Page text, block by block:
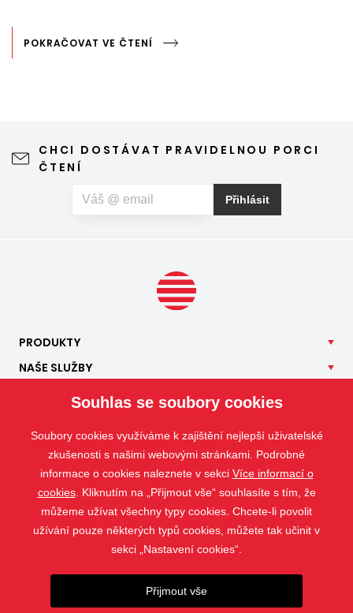
POKRAČOVAT VE ČTENÍ
CHCI DOSTÁVAT PRAVIDELNOU PORCI
ČTENÍ
Přihlásit
PRODUKTY
NAŠE SLUŽBY
KONTAKT
Souhlas se soubory cookies
Soubory cookies využíváme k zajištění nejlepší uživatelské
zkušenosti s našimi webovými stránkami. Podrobné
informace o cookies naleznete v sekci Více informací o
cookies. Kliknutím na „Přijmout vše“ souhlasíte s tím, že
můžeme užívat všechny typy cookies. Chcete-li povolit
užívání pouze některých typů cookies, můžete tak učinit v
sekci „Nastavení cookies“.
Přijmout vše